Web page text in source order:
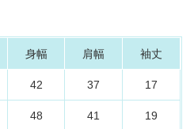
身幅 肩幅 袖丈
42 37 17
48 41 19